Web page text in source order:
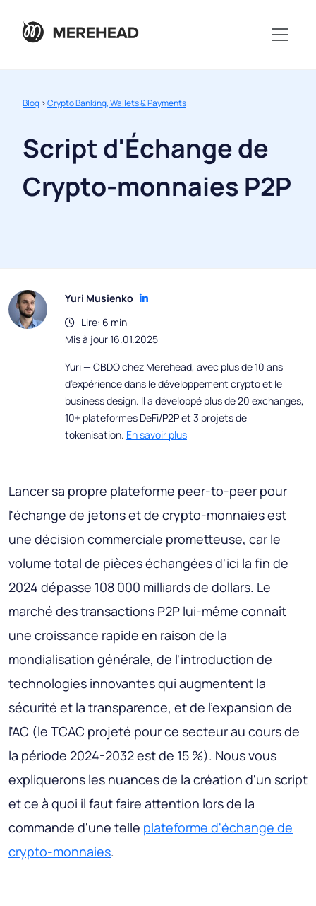
Blog >Crypto Banking, Wallets & Payments
Script d'Échange de
Crypto-monnaies P2P
Yuri Musienko
Lire: 6 min
Mis à jour 16.01.2025
Yuri — CBDO chez Merehead, avec plus de 10 ans
d’expérience dans le développement crypto et le
business design. Il a développé plus de 20 exchanges,
10+ plateformes DeFi/P2P et 3 projets de
tokenisation. En savoir plus
Lancer sa propre plateforme peer-to-peer pour
l'échange de jetons et de crypto-monnaies est
une décision commerciale prometteuse, car le
volume total de pièces échangées d'ici la fin de
2024 dépasse 108 000 milliards de dollars. Le
marché des transactions P2P lui-même connaît
une croissance rapide en raison de la
mondialisation générale, de l'introduction de
technologies innovantes qui augmentent la
sécurité et la transparence, et de l'expansion de
l'AC (le TCAC projeté pour ce secteur au cours de
la période 2024-2032 est de 15 %). Nous vous
expliquerons les nuances de la création d'un script
et ce à quoi il faut faire attention lors de la
commande d'une telle plateforme d'échange de
crypto-monnaies.